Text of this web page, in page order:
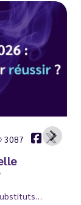
3087